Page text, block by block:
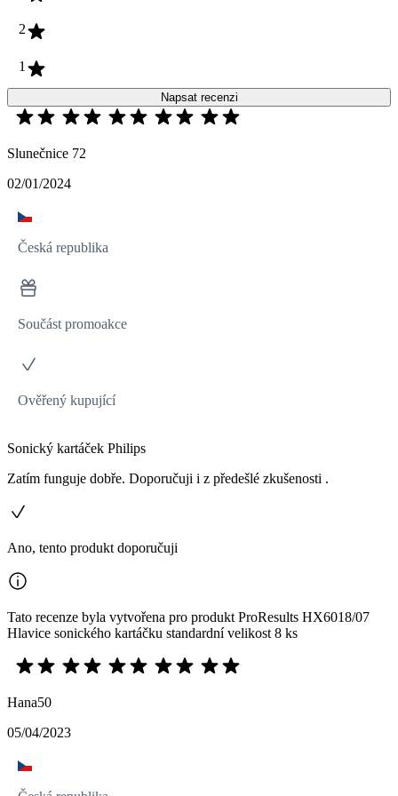
2
1
Napsat recenzi
Slunečnice 72
02/01/2024
Česká republika
Součást promoakce
Ověřený kupující
Sonický kartáček Philips
Zatím funguje dobře. Doporučuji i z předešlé zkušenosti .
Ano, tento produkt doporučuji
Tato recenze byla vytvořena pro produkt ProResults HX6018/07
Hlavice sonického kartáčku standardní velikost 8 ks
Hana50
05/04/2023